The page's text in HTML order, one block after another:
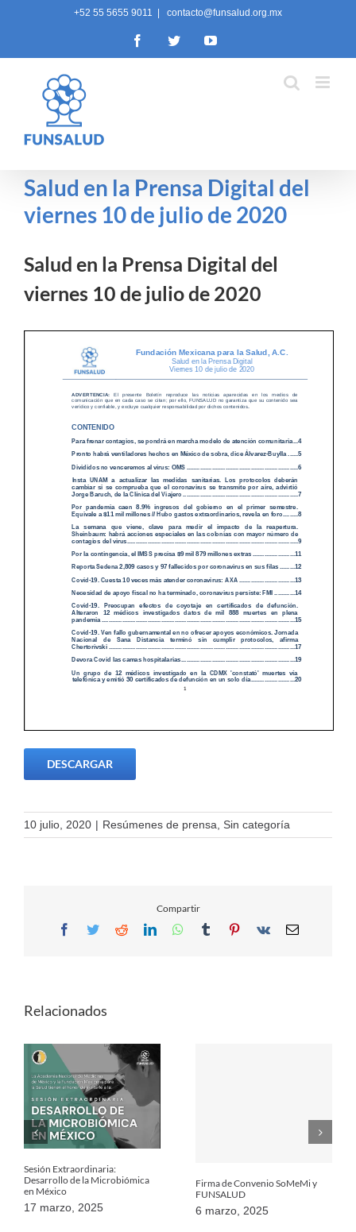
+52 55 5655 9011 contacto@funsalud.org.mx
FacebookTwitterYouTube
Salud en la Prensa Digital del
viernes 10 de julio de 2020
Salud en la Prensa Digital del
viernes 10 de julio de 2020
DESCARGAR
10 julio, 2020 | Resúmenes de prensa, Sin categoría
Compartir
Facebook
TwitterRedditLinkedInWhatsApp
TumblrPinterest
Vk Email
Relacionados
Sesión Extraordinaria:
Desarrollo de la Microbiómica
en México
17 marzo, 2025
Firma de Convenio SoMeMi y
FUNSALUD
6 marzo, 2025